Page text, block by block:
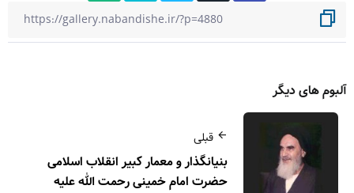
آلبوم های دیگر
قبلی
بنیانگذار و معمار کبیر انقلاب اسلامی
حضرت امام خمینی رحمت الله علیه